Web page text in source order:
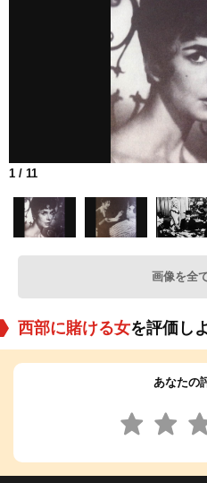
1 / 11
画像を全
西部に賭ける女を評価し
あなたの